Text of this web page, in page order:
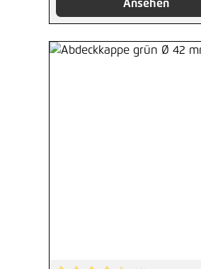
Ansehen